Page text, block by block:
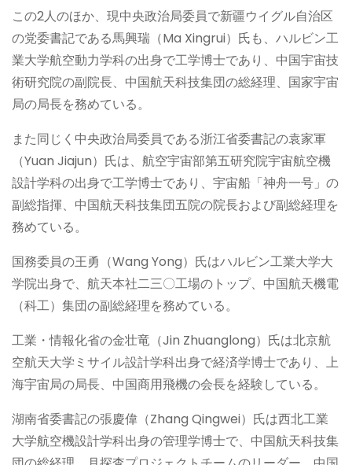
この2人のほか、現中央政治局委員で新疆ウイグル自治区
の党委書記である馬興瑞（Ma Xingrui）氏も、ハルビン工
業大学航空動力学科の出身で工学博士であり、中国宇宙技
術研究院の副院長、中国航天科技集団の総経理、国家宇宙
局の局長を務めている。
また同じく中央政治局委員である浙江省委書記の袁家軍
（Yuan Jiajun）氏は、航空宇宙部第五研究院宇宙航空機
設計学科の出身で工学博士であり、宇宙船「神舟一号」の
副総指揮、中国航天科技集団五院の院長および副総経理を
務めている。
国務委員の王勇（Wang Yong）氏はハルビン工業大学大
学院出身で、航天本社二三〇工場のトップ、中国航天機電
（科工）集団の副総経理を務めている。
工業・情報化省の金壮竜（Jin Zhuanglong）氏は北京航
空航天大学ミサイル設計学科出身で経済学博士であり、上
海宇宙局の局長、中国商用飛機の会長を経験している。
湖南省委書記の張慶偉（Zhang Qingwei）氏は西北工業
大学航空機設計学科出身の管理学博士で、中国航天科技集